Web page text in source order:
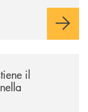
il